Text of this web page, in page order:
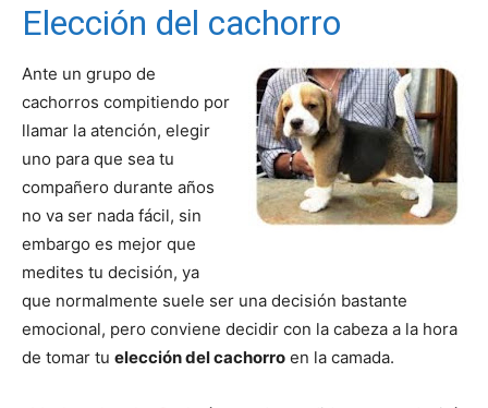
Perros
Razas
de
Elección del cachorro
Ante un grupo de
cachorros compitiendo por
llamar la atención, elegir
uno para que sea tu
compañero durante años
no va ser nada fácil, sin
embargo es mejor que
medites tu decisión, ya
que normalmente suele ser una decisión bastante
emocional, pero conviene decidir con la cabeza a la hora
de tomar tu elección del cachorro en la camada.